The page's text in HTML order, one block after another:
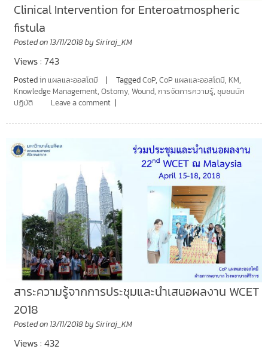
Clinical Intervention for Enteroatmospheric
fistula
Posted on 13/11/2018by Siriraj_KM
Views : 743
Posted in แผลและออสโตมี TaggedCoP, CoP แผลและออสโตมี, KM,
Knowledge Management, Ostomy, Wound, การจัดการความรู้, ชุมชนนัก
ปฏิบัติ
Leave a comment
สาระความรู้จากการประชุมและนำเสนอผลงาน WCET
2018
Posted on 13/11/2018by Siriraj_KM
Views : 432